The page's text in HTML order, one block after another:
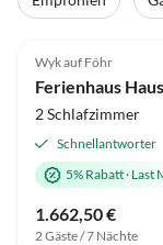
Wyk auf Föhr
Ferienhaus
2 Schlafzimmer
Schnellantworter
5% Rabatt· Last
1.662,50 €
2 Gäste / 7 Nächte